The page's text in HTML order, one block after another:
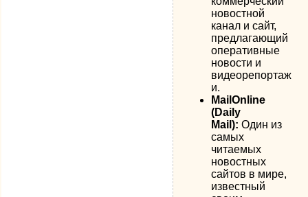
новостной
канал и сайт,
предлагающий
оперативные
новости и
видеорепортаж
и.
MailOnline
(Daily
Mail): Один из
самых
читаемых
новостных
сайтов в мире,
известный